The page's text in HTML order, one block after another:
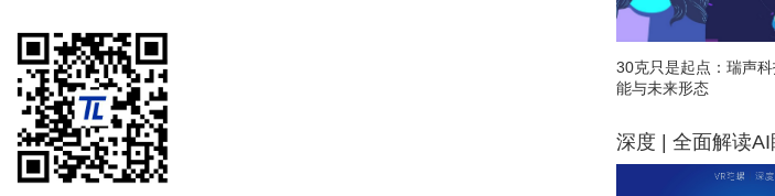
30克只是起点：瑞声
能与未来形态
深度 | 全面解读AI